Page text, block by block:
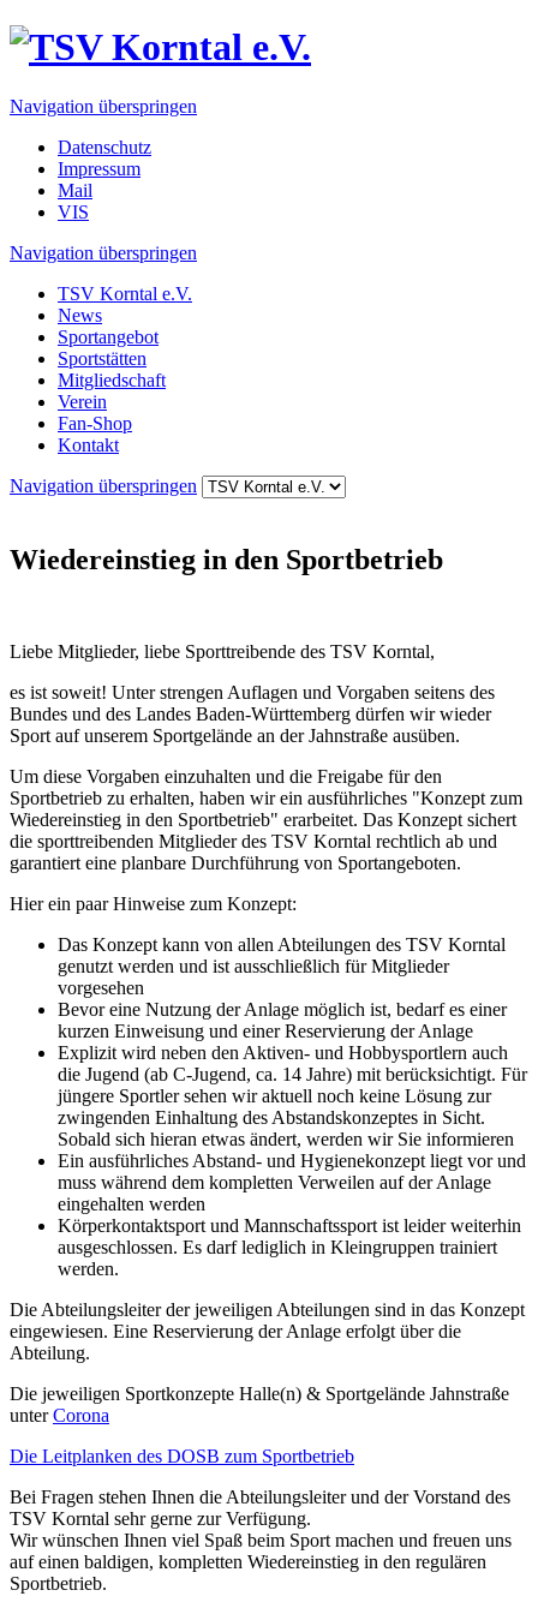
Navigation überspringen
Datenschutz
Impressum
Mail
VIS
Navigation überspringen
TSV Korntal e.V.
News
Sportangebot
Sportstätten
Mitgliedschaft
Verein
Fan-Shop
Kontakt
Navigation überspringen
Wiedereinstieg in den Sportbetrieb
Liebe Mitglieder, liebe Sporttreibende des TSV Korntal,
es ist soweit! Unter strengen Auflagen und Vorgaben seitens des
Bundes und des Landes Baden-Württemberg dürfen wir wieder
Sport auf unserem Sportgelände an der Jahnstraße ausüben.
Um diese Vorgaben einzuhalten und die Freigabe für den
Sportbetrieb zu erhalten, haben wir ein ausführliches "Konzept zum
Wiedereinstieg in den Sportbetrieb" erarbeitet. Das Konzept sichert
die sporttreibenden Mitglieder des TSV Korntal rechtlich ab und
garantiert eine planbare Durchführung von Sportangeboten.
Hier ein paar Hinweise zum Konzept:
Das Konzept kann von allen Abteilungen des TSV Korntal
genutzt werden und ist ausschließlich für Mitglieder
vorgesehen
Bevor eine Nutzung der Anlage möglich ist, bedarf es einer
kurzen Einweisung und einer Reservierung der Anlage
Explizit wird neben den Aktiven- und Hobbysportlern auch
die Jugend (ab C-Jugend, ca. 14 Jahre) mit berücksichtigt. Für
jüngere Sportler sehen wir aktuell noch keine Lösung zur
zwingenden Einhaltung des Abstandskonzeptes in Sicht.
Sobald sich hieran etwas ändert, werden wir Sie informieren
Ein ausführliches Abstand- und Hygienekonzept liegt vor und
muss während dem kompletten Verweilen auf der Anlage
eingehalten werden
Körperkontaktsport und Mannschaftssport ist leider weiterhin
ausgeschlossen. Es darf lediglich in Kleingruppen trainiert
werden.
Die Abteilungsleiter der jeweiligen Abteilungen sind in das Konzept
eingewiesen. Eine Reservierung der Anlage erfolgt über die
Abteilung.
Die jeweiligen Sportkonzepte Halle(n) & Sportgelände Jahnstraße
unterCorona
Die Leitplanken des DOSB zum Sportbetrieb
Bei Fragen stehen Ihnen die Abteilungsleiter und der Vorstand des
TSV Korntal sehr gerne zur Verfügung.
Wir wünschen Ihnen viel Spaß beim Sport machen und freuen uns
auf einen baldigen, kompletten Wiedereinstieg in den regulären
Sportbetrieb.